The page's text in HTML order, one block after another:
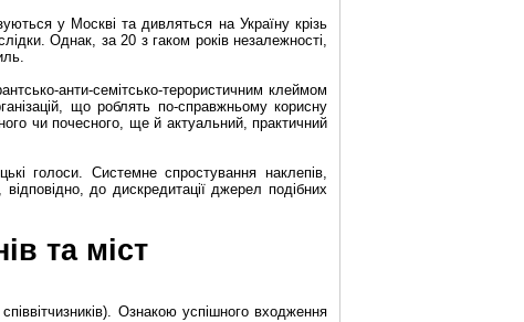
у Москві та дивляться на Україну крізь
Однак, за 20 з гаком років незалежності,
анти-семітсько-терористичним клеймом
що роблять по-справжньому корисну
чи почесного, ще й актуальний, практичний
голоси. Системне спростування наклепів,
до дискредитації джерел подібних
та міст
Ознакою успішного входження